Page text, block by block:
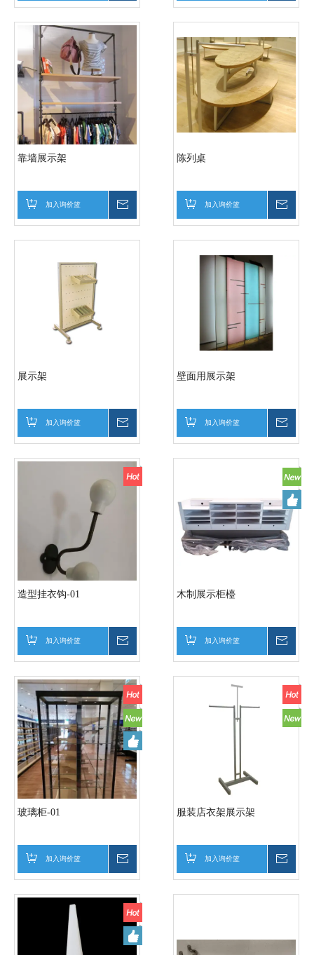
靠墙展示架
加入询价篮
陈列桌
加入询价篮
展示架
加入询价篮
壁面用展示架
加入询价篮
造型挂衣钩-01
加入询价篮
木制展示柜檯
加入询价篮
玻璃柜-01
加入询价篮
服装店衣架展示架
加入询价篮